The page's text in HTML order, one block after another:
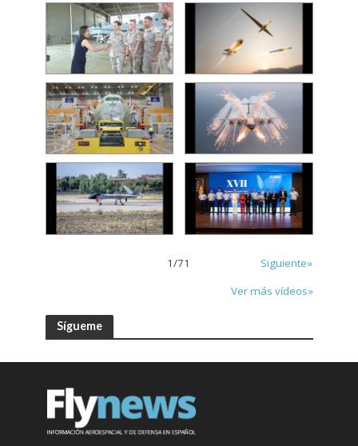
1/71
Siguiente»
Ver más vídeos»
Sígueme